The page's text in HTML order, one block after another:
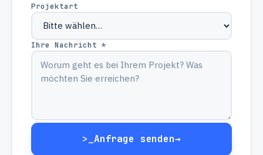
Projektart
Ihre Nachricht *
>_Anfrage senden→